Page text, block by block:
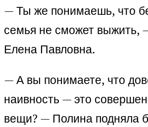
— Ты же понимаешь, что
семья не сможет выжить,
Елена Павловна.
— А вы понимаете, что
наивность — это
вещи? — Полина подняла